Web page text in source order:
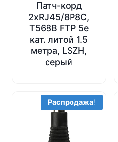
Патч-корд
2хRJ45/8P8C,
T568B FTP 5e
кат. литой 1.5
метра, LSZH,
серый
Распродажа!